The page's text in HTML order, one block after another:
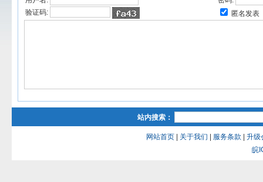
验证码:
匿名发表
站内搜索：
网站首页| 关于我们 服务条款
升级
皖